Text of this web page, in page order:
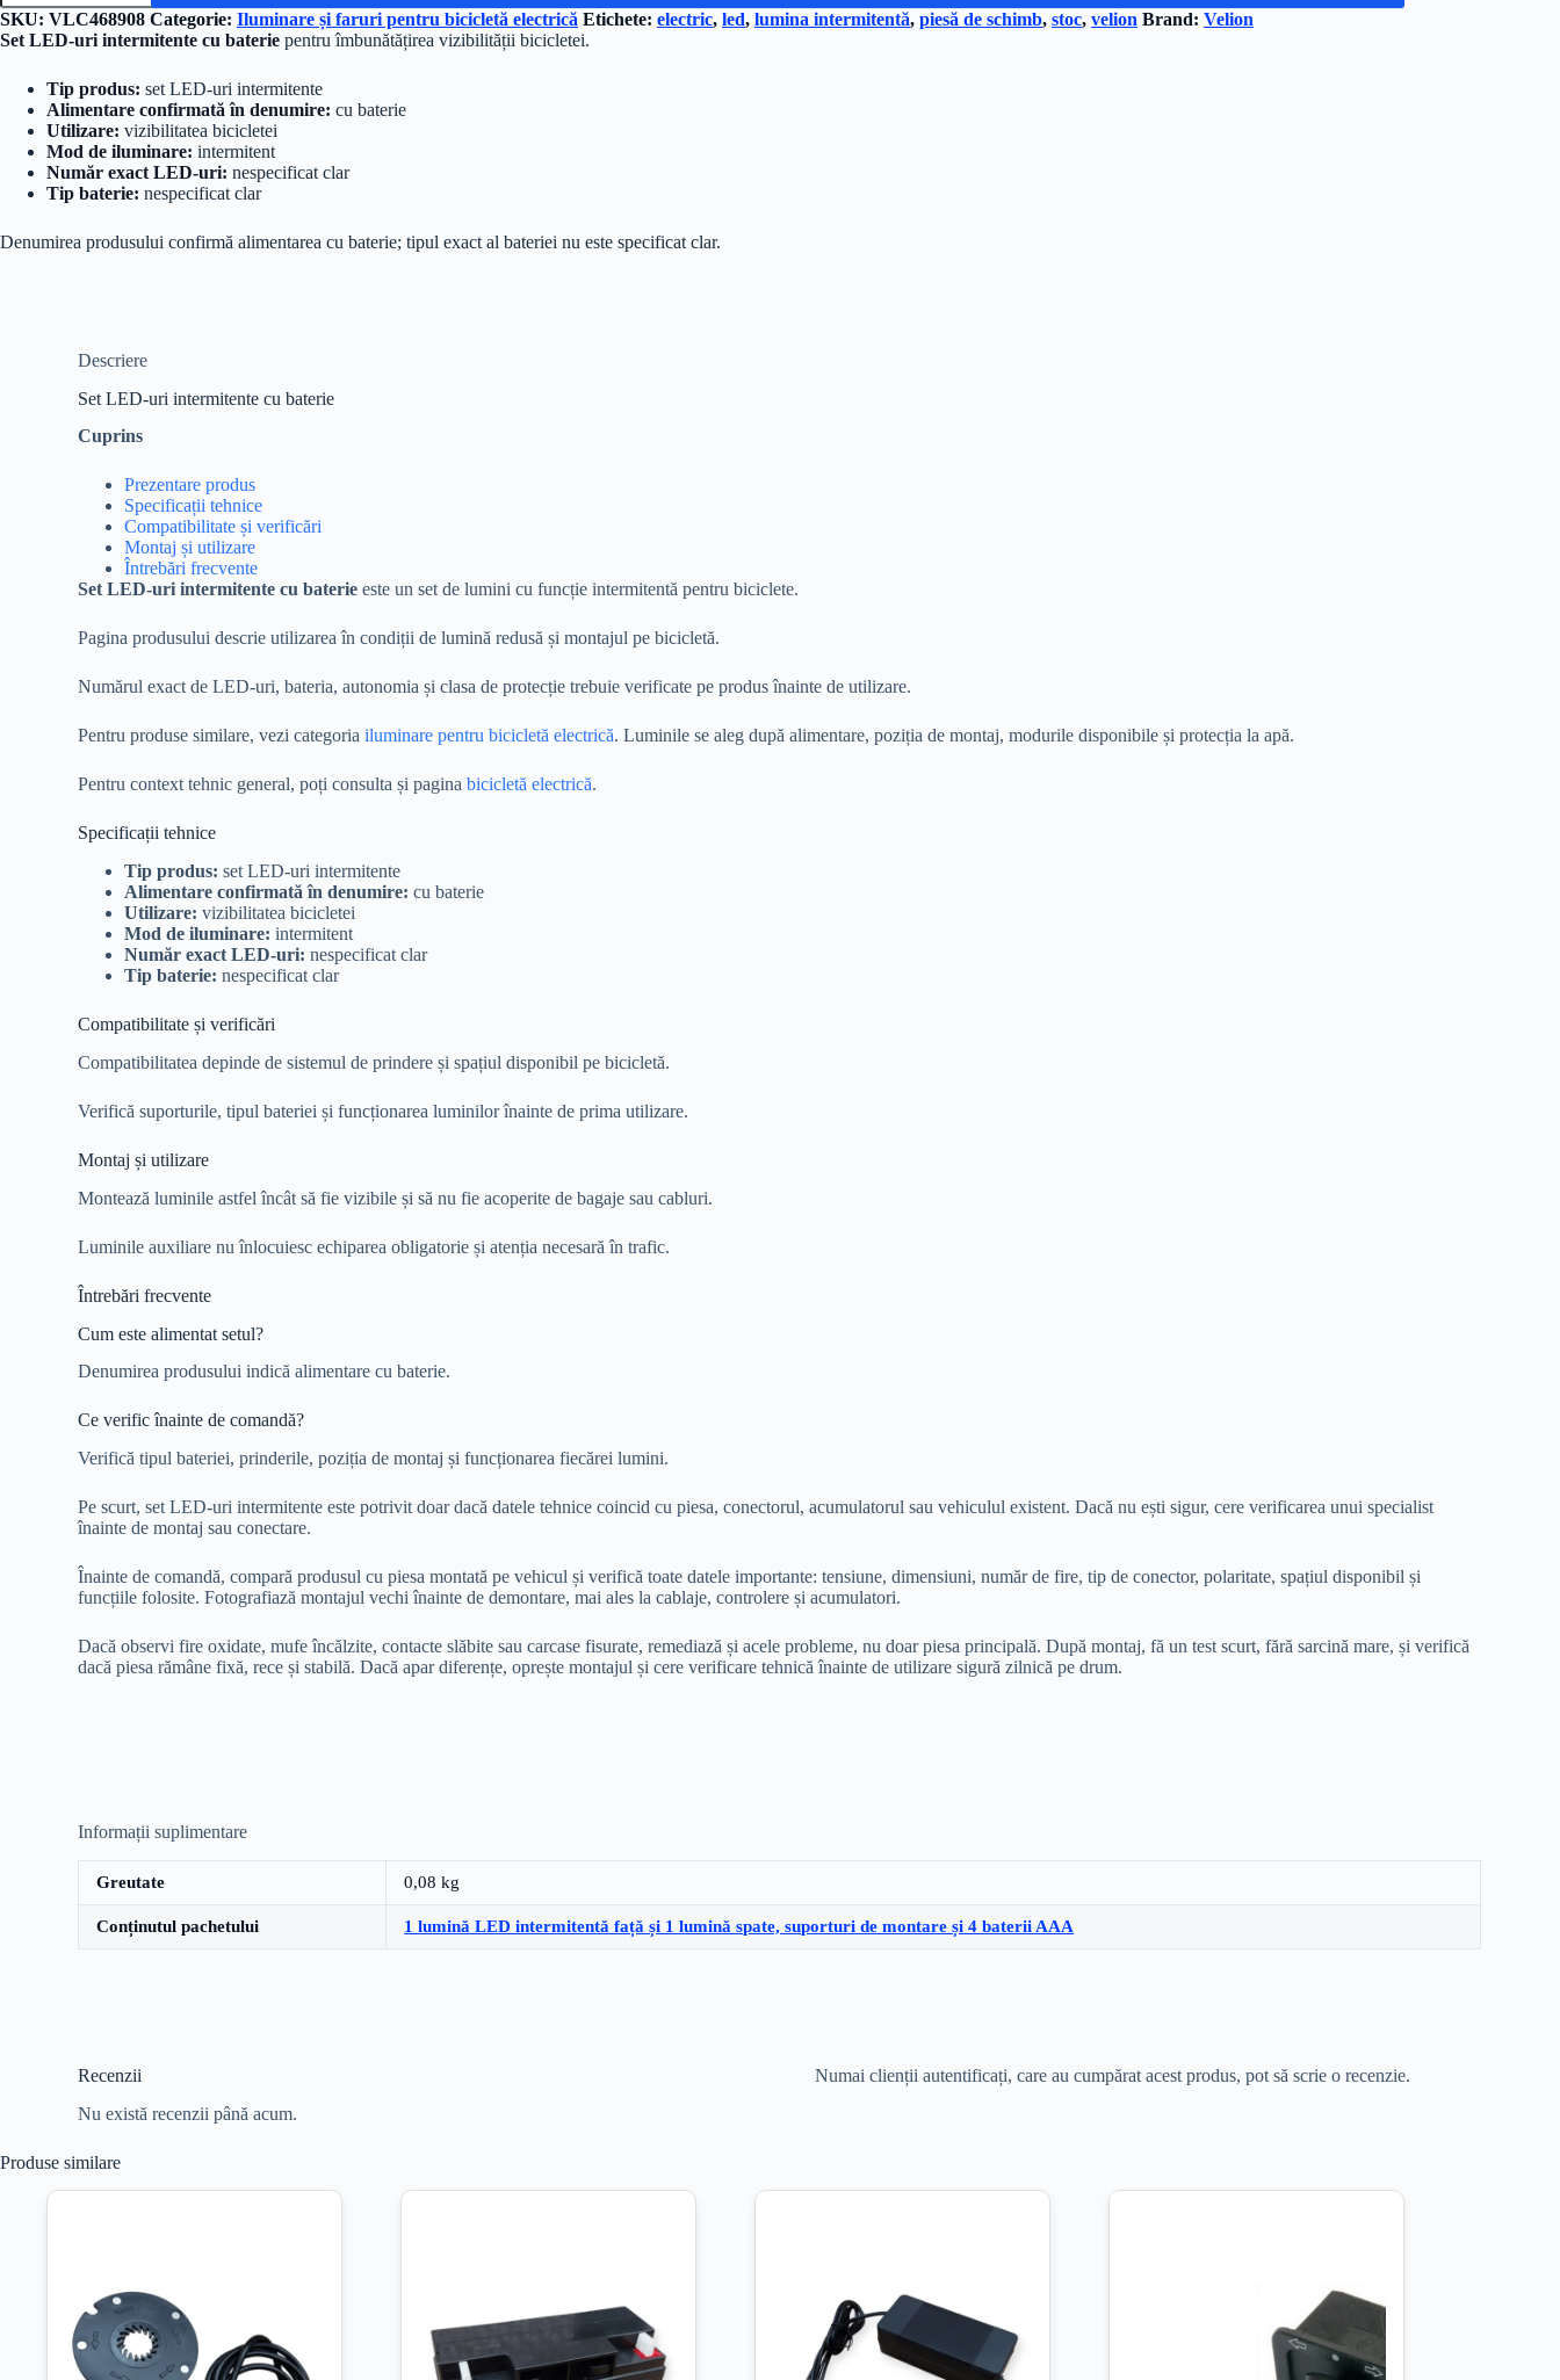
uri
intermitente
cu
SKU: VLC468908 Categorie: Iluminare și faruri pentru bicicletă electrică Etichete: electric, led, lumina intermitentă, piesă de schimb, stoc, velion Brand: Velion
Set LED-uri intermitente cu baterie pentru îmbunătățirea vizibilității bicicletei.
Tip produs: set LED-uri intermitente
Alimentare confirmată în denumire: cu baterie
Utilizare: vizibilitatea bicicletei
Mod de iluminare: intermitent
Număr exact LED-uri: nespecificat clar
Tip baterie: nespecificat clar
Denumirea produsului confirmă alimentarea cu baterie; tipul exact al bateriei nu este specificat clar.
Descriere
Set LED-uri intermitente cu baterie
Cuprins
Prezentare produs
Specificații tehnice
Compatibilitate și verificări
Montaj și utilizare
Întrebări frecvente
Set LED-uri intermitente cu baterie este un set de lumini cu funcție intermitentă pentru biciclete.
Pagina produsului descrie utilizarea în condiții de lumină redusă și montajul pe bicicletă.
Numărul exact de LED-uri, bateria, autonomia și clasa de protecție trebuie verificate pe produs înainte de utilizare.
Pentru produse similare, vezi categoriailuminare pentru bicicletă electrică. Luminile se aleg după alimentare, poziția de montaj, modurile disponibile și protecția la apă.
Pentru context tehnic general, poți consulta și paginabicicletă electrică.
Specificații tehnice
Tip produs: set LED-uri intermitente
Alimentare confirmată în denumire: cu baterie
Utilizare: vizibilitatea bicicletei
Mod de iluminare: intermitent
Număr exact LED-uri: nespecificat clar
Tip baterie: nespecificat clar
Compatibilitate și verificări
Compatibilitatea depinde de sistemul de prindere și spațiul disponibil pe bicicletă.
Verifică suporturile, tipul bateriei și funcționarea luminilor înainte de prima utilizare.
Montaj și utilizare
Montează luminile astfel încât să fie vizibile și să nu fie acoperite de bagaje sau cabluri.
Luminile auxiliare nu înlocuiesc echiparea obligatorie și atenția necesară în trafic.
Întrebări frecvente
Cum este alimentat setul?
Denumirea produsului indică alimentare cu baterie.
Ce verific înainte de comandă?
Verifică tipul bateriei, prinderile, poziția de montaj și funcționarea fiecărei lumini.
Pe scurt, set LED-uri intermitente este potrivit doar dacă datele tehnice coincid cu piesa, conectorul, acumulatorul sau vehiculul existent. Dacă nu ești sigur, cere verificarea unui specialist
înainte de montaj sau conectare.
Înainte de comandă, compară produsul cu piesa montată pe vehicul și verifică toate datele importante: tensiune, dimensiuni, număr de fire, tip de conector, polaritate, spațiul disponibil și
funcțiile folosite. Fotografiază montajul vechi înainte de demontare, mai ales la cablaje, controlere și acumulatori.
Dacă observi fire oxidate, mufe încălzite, contacte slăbite sau carcase fisurate, remediază și acele probleme, nu doar piesa principală. După montaj, fă un test scurt, fără sarcină mare, și verifică
dacă piesa rămâne fixă, rece și stabilă. Dacă apar diferențe, oprește montajul și cere verificare tehnică înainte de utilizare sigură zilnică pe drum.
Informații suplimentare
Greutate 0,08 kg
Conținutul pachetului 1 lumină LED intermitentă față și 1 lumină spate, suporturi de montare și 4 baterii AAA
Recenzii
Nu există recenzii până acum.
Numai clienții autentificați, care au cumpărat acest produs, pot să scrie o recenzie.
Produse similare